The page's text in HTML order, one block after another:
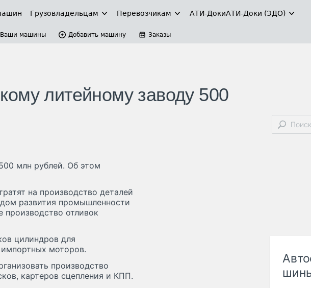
Грузовладельцам Перевозчикам АТИ-ДокиАТИ-Доки (ЭДО)
Ваши машины Добавить машину Заказы
литейному заводу 500
млн рублей. Об этом
на производство деталей
развития промышленности
производство отливок
цилиндров для
моторов.
производство
картеров сцепления и КПП.